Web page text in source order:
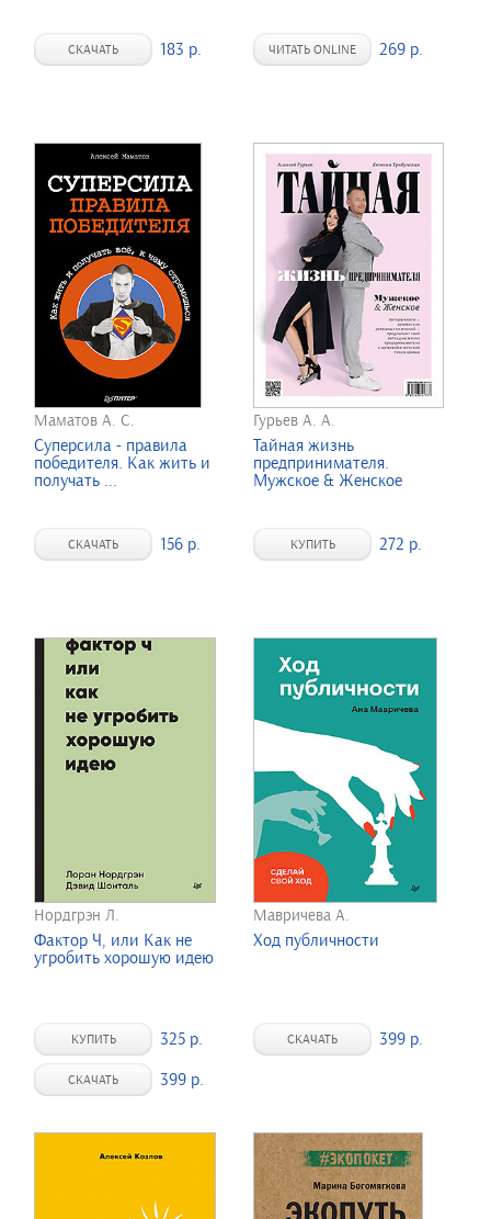
СКАЧАТЬ 183 р. ЧИТАТЬ ONLINE 269 р.
Маматов А. С.
Суперсила - правила
победителя. Как жить и
получать ...
СКАЧАТЬ 156 р.
Гурьев А. А.
Тайная жизнь
предпринимателя.
Мужское & Женское
КУПИТЬ 272 р.
Нордгрэн Л.
Фактор Ч, или Как не
угробить хорошую идею
КУПИТЬ 325 р.
СКАЧАТЬ 399 р.
Мавричева А.
Ход публичности
СКАЧАТЬ 399 р.